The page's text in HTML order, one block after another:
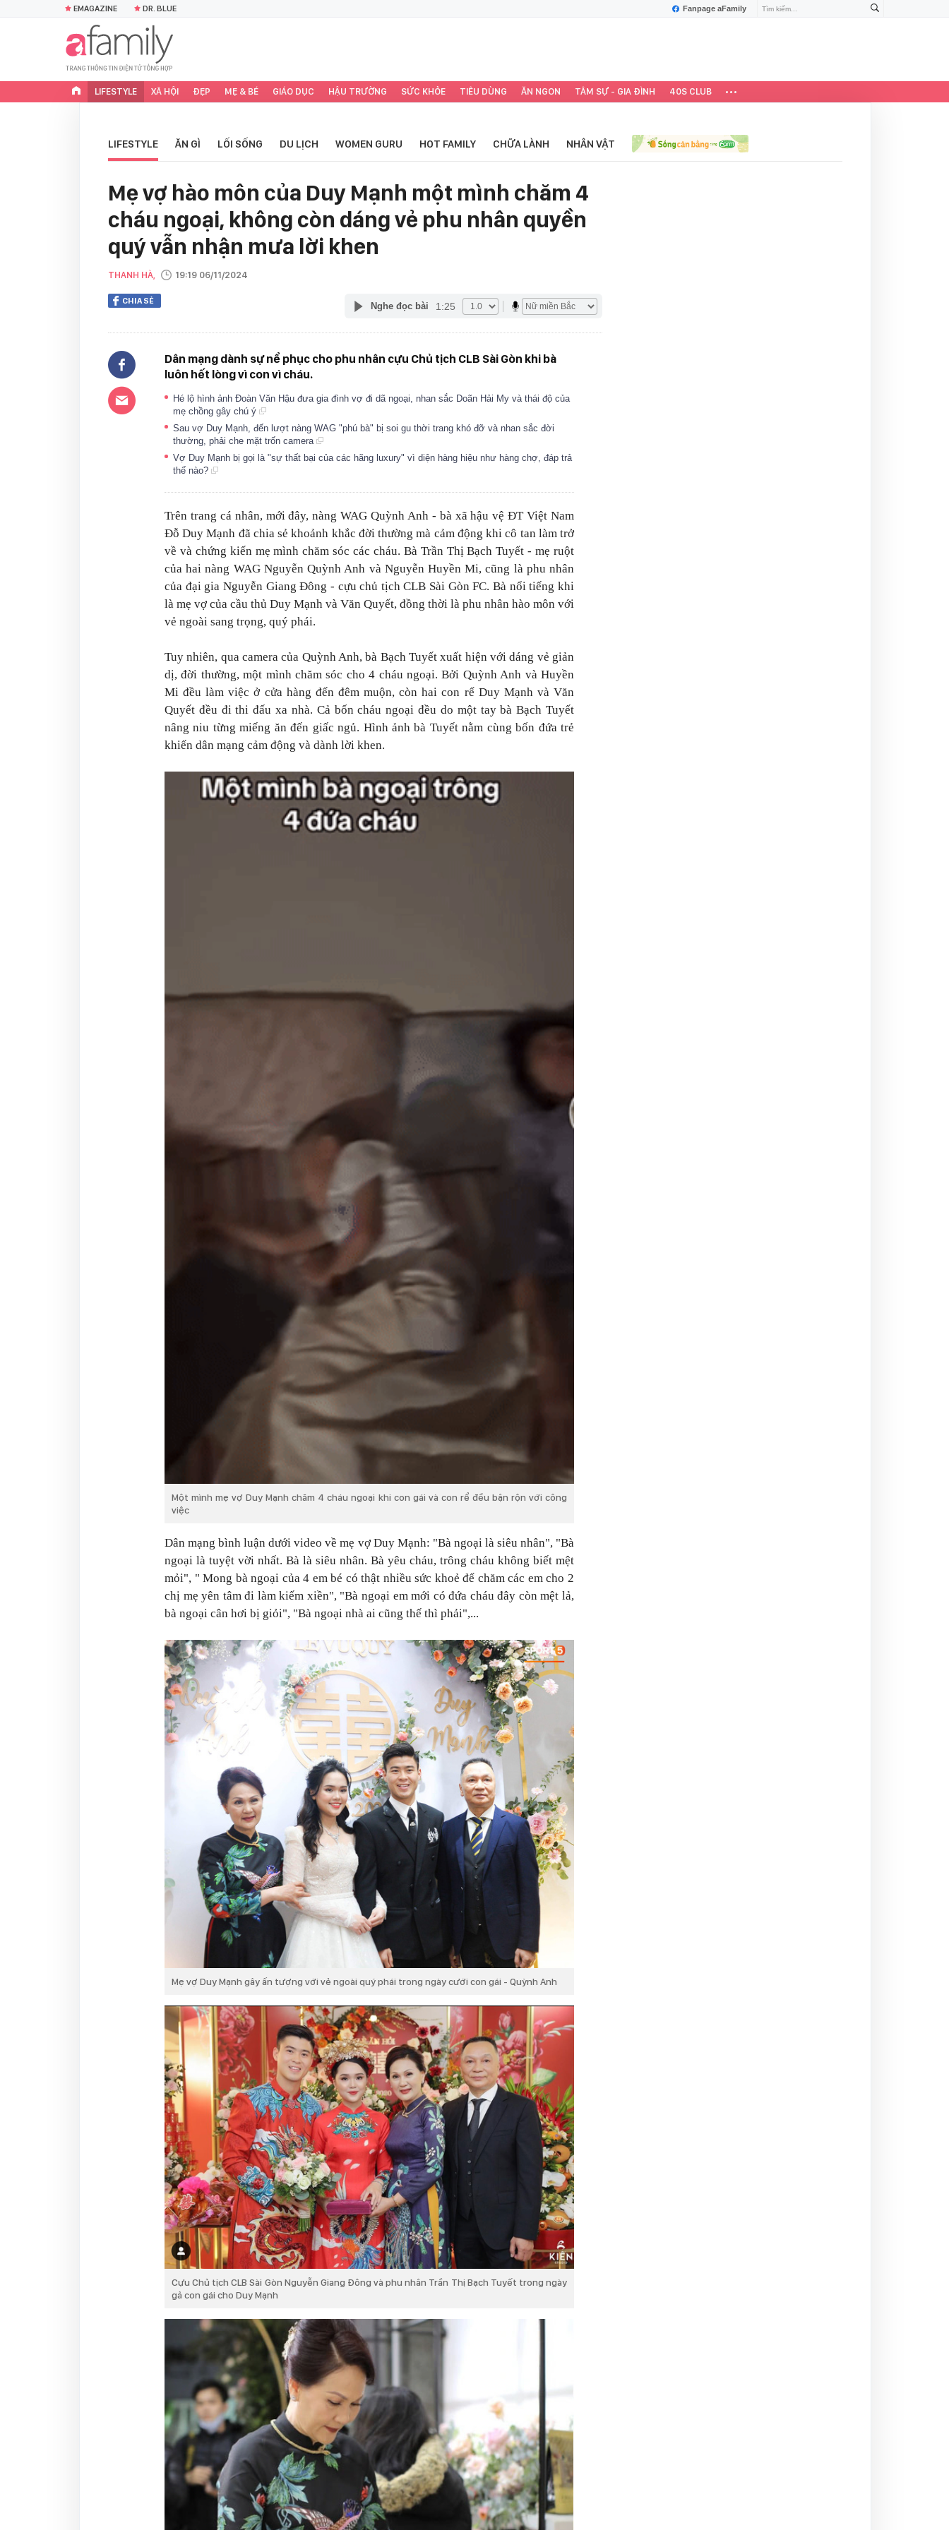
Fanpage aFamily
EMAGAZINE DR. BLUE
LIFESTYLE XÃ HỘI ĐẸP MẸ & BÉ GIÁO DỤC HẬU TRƯỜNG SỨC KHỎE TIÊU DÙNG ĂN NGON TÂM SỰ - GIA ĐÌNH 40S CLUB
LIFESTYLE ĂN GÌ LỐI SỐNG DU LỊCH WOMEN GURU HOT FAMILY CHỮA LÀNH NHÂN VẬT
Mẹ vợ hào môn của Duy Mạnh một mình chăm 4
cháu ngoại, không còn dáng vẻ phu nhân quyền
quý vẫn nhận mưa lời khen
THANH HÀ, 19:19 06/11/2024
CHIA SẺ Nghe đọc bài 1:25
Dân mạng dành sự nể phục cho phu nhân cựu Chủ tịch CLB Sài Gòn khi bà
luôn hết lòng vì con vì cháu.
Hé lộ hình ảnh Đoàn Văn Hậu đưa gia đình vợ đi dã ngoại, nhan sắc Doãn Hải My và thái độ của
mẹ chồng gây chú ý
Sau vợ Duy Mạnh, đến lượt nàng WAG "phú bà" bị soi gu thời trang khó đỡ và nhan sắc đời
thường, phải che mặt trốn camera
Vợ Duy Mạnh bị gọi là "sự thất bại của các hãng luxury" vì diện hàng hiệu như hàng chợ, đáp trả
thế nào?
Trên trang cá nhân, mới đây, nàng WAG Quỳnh Anh - bà xã hậu vệ ĐT Việt Nam
Đỗ Duy Mạnh đã chia sẻ khoảnh khắc đời thường mà cảm động khi cô tan làm trở
về và chứng kiến mẹ mình chăm sóc các cháu. Bà Trần Thị Bạch Tuyết - mẹ ruột
của hai nàng WAG Nguyễn Quỳnh Anh và Nguyễn Huyền Mi, cũng là phu nhân
của đại gia Nguyễn Giang Đông - cựu chủ tịch CLB Sài Gòn FC. Bà nổi tiếng khi
là mẹ vợ của cầu thủ Duy Mạnh và Văn Quyết, đồng thời là phu nhân hào môn với
vẻ ngoài sang trọng, quý phái.
Tuy nhiên, qua camera của Quỳnh Anh, bà Bạch Tuyết xuất hiện với dáng vẻ giản
dị, đời thường, một mình chăm sóc cho 4 cháu ngoại. Bởi Quỳnh Anh và Huyền
Mi đều làm việc ở cửa hàng đến đêm muộn, còn hai con rể Duy Mạnh và Văn
Quyết đều đi thi đấu xa nhà. Cả bốn cháu ngoại đều do một tay bà Bạch Tuyết
nâng niu từng miếng ăn đến giấc ngủ. Hình ảnh bà Tuyết nằm cùng bốn đứa trẻ
khiến dân mạng cảm động và dành lời khen.
Một mình mẹ vợ Duy Mạnh chăm 4 cháu ngoại khi con gái và con rể đều bận rộn với công
việc
Dân mạng bình luận dưới video về mẹ vợ Duy Mạnh: "Bà ngoại là siêu nhân", "Bà
ngoại là tuyệt vời nhất. Bà là siêu nhân. Bà yêu cháu, trông cháu không biết mệt
mỏi", " Mong bà ngoại của 4 em bé có thật nhiều sức khoẻ để chăm các em cho 2
chị mẹ yên tâm đi làm kiếm xiền", "Bà ngoại em mới có đứa cháu đây còn mệt lả,
bà ngoại cân hơi bị giỏi", "Bà ngoại nhà ai cũng thế thì phải",...
Mẹ vợ Duy Mạnh gây ấn tượng với vẻ ngoài quý phái trong ngày cưới con gái - Quỳnh Anh
Cựu Chủ tịch CLB Sài Gòn Nguyễn Giang Đông và phu nhân Trần Thị Bạch Tuyết trong ngày
gả con gái cho Duy Mạnh